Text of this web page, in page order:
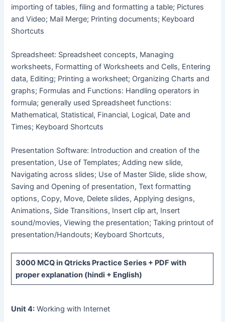
importing of tables, filing and formatting a table; Pictures
and Video; Mail Merge; Printing documents; Keyboard
Shortcuts
Spreadsheet: Spreadsheet concepts, Managing
worksheets, Formatting of Worksheets and Cells, Entering
data, Editing; Printing a worksheet; Organizing Charts and
graphs; Formulas and Functions: Handling operators in
formula; generally used Spreadsheet functions:
Mathematical, Statistical, Financial, Logical, Date and
Times; Keyboard Shortcuts
Presentation Software: Introduction and creation of the
presentation, Use of Templates; Adding new slide,
Navigating across slides; Use of Master Slide, slide show,
Saving and Opening of presentation, Text formatting
options, Copy, Move, Delete slides, Applying designs,
Animations, Side Transitions, Insert clip art, Insert
sound/movies, Viewing the presentation; Taking printout of
presentation/Handouts; Keyboard Shortcuts,
3000 MCQin Qtricks Practice Series + PDF with
proper explanation (hindi + English)
Unit 4: Working with Internet